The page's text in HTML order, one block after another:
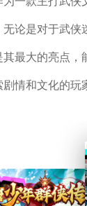
论是对于武侠
最大的亮点，
情和文化的玩